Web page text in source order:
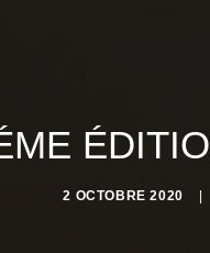
2 OCTOBRE 2020